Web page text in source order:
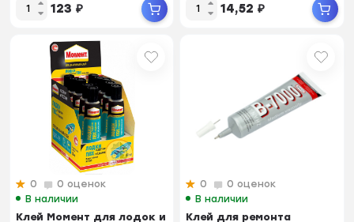
123 ₽ 14,52 ₽
0
0 оценок
В наличии
Клей Момент для лодок и
0
0 оценок
В наличии
Клей для ремонта